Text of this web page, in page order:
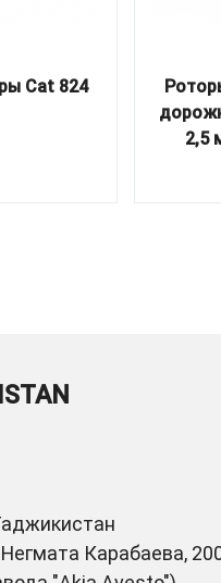
Cat 824
2,5
Карабаева,